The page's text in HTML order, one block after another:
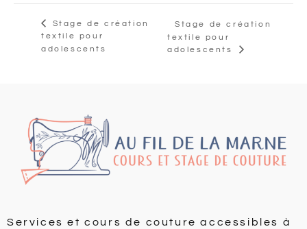
Stage de création
textile pour
adolescents
Stage de création
textile pour
adolescents
Services et cours de couture accessibles à